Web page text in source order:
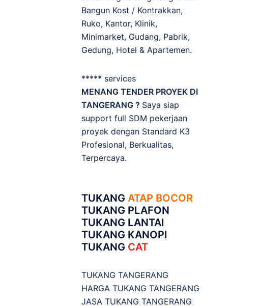
Bangun Kost / Kontrakkan,
Ruko, Kantor, Klinik,
Minimarket, Gudang, Pabrik,
Gedung, Hotel & Apartemen.
***** services
MENANG TENDER PROYEK DI
TANGERANG ? Saya siap
support full SDM pekerjaan
proyek dengan Standard K3
Profesional, Berkualitas,
Terpercaya.
TUKANG ATAP BOCOR
TUKANG PLAFON
TUKANG LANTAI
TUKANG KANOPI
TUKANG CAT
TUKANG TANGERANG
HARGA TUKANG TANGERANG
JASA TUKANG TANGERANG